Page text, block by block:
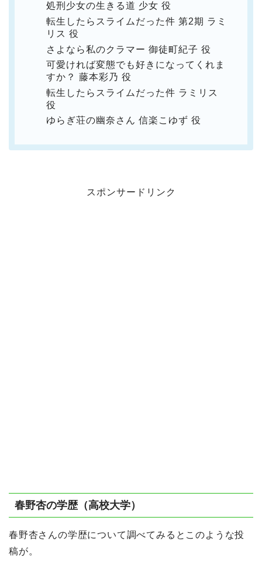
処刑少女の生きる道 少女 役
転生したらスライムだった件 第2期 ラミ
リス 役
さよなら私のクラマー 御徒町紀子 役
可愛ければ変態でも好きになってくれま
すか？ 藤本彩乃 役
転生したらスライムだった件 ラミリス
役
ゆらぎ荘の幽奈さん 信楽こゆず 役
スポンサードリンク
春野杏の学歴（高校大学）
春野杏さんの学歴について調べてみるとこのような投
稿が。